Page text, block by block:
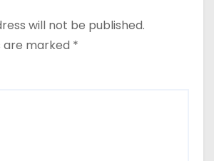
will not be published.
are marked *